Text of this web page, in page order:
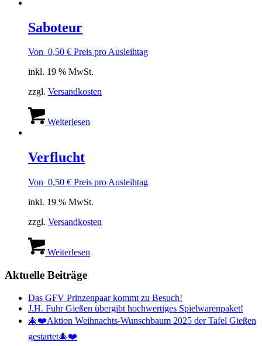
Saboteur
Von 0,50 € Preis pro Ausleihtag
inkl. 19 % MwSt.
zzgl. Versandkosten
Weiterlesen
Verflucht
Von 0,50 € Preis pro Ausleihtag
inkl. 19 % MwSt.
zzgl. Versandkosten
Weiterlesen
Aktuelle Beiträge
Das GFV Prinzenpaar kommt zu Besuch!
J.H. Fuhr Gießen übergibt hochwertiges Spielwarenpaket!
🎄❤️Aktion Weihnachts-Wunschbaum 2025 der Tafel Gießen
gestartet🎄❤️